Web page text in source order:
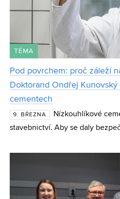
TÉMA
Pod povrchem: proč záleží
Doktorand Ondřej
cementech
9. BŘEZNA
Nízkouhlíkové
stavebnictví. Aby se daly
mikroúrovni. V GAČR projektu